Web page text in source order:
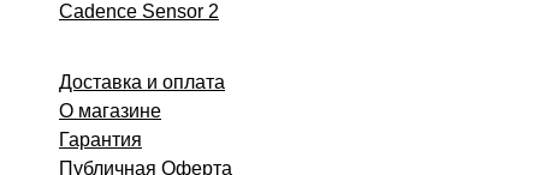
Доставка и оплата
О магазине
Гарантия
Публичная Оферта
Cadence Sensor 2